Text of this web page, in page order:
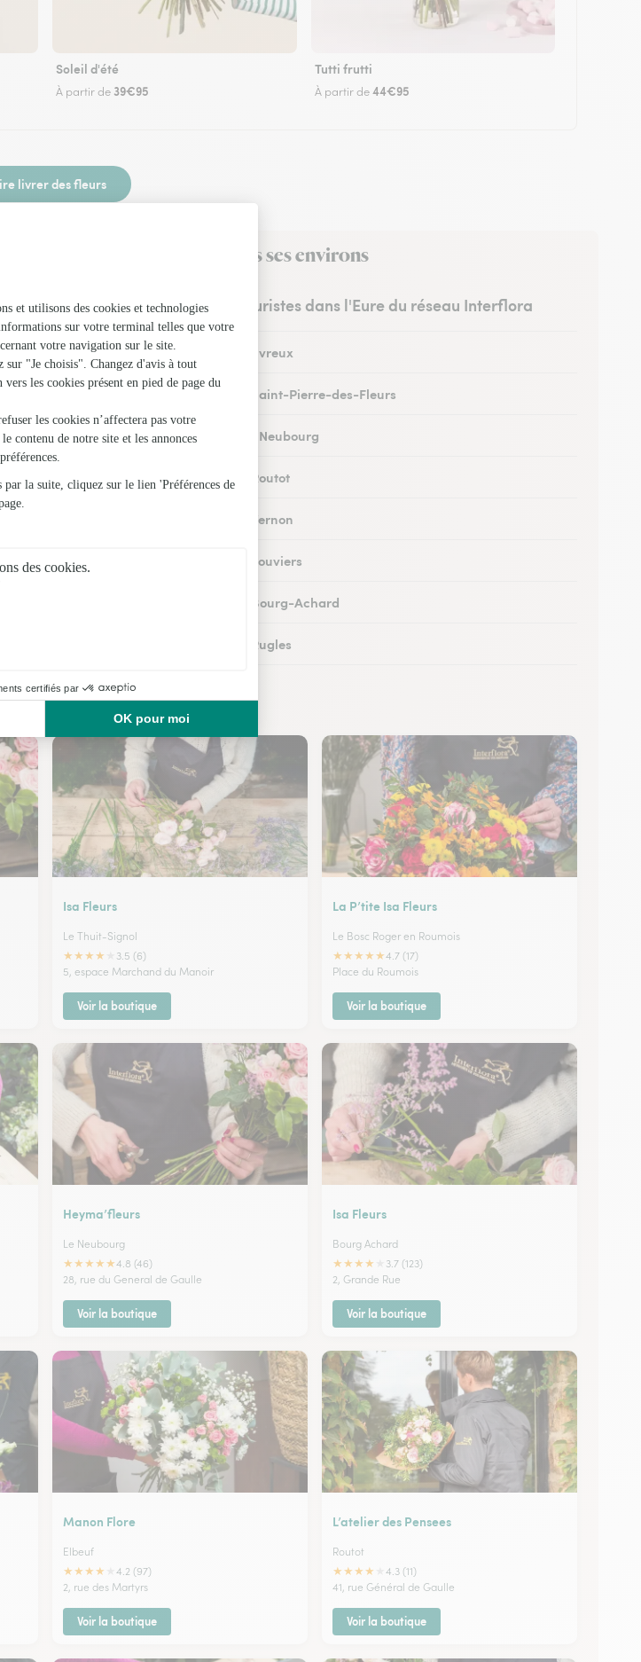
Soleil d'été
À partir de 39€95
Tutti frutti
À partir de44€95
livrer des fleurs
Éloi-de-Fourques et dans ses environs
Les fleuristes dans l'Eure du réseau Interflora
Fleuristes à Évreux
Fleuristes à Saint-Pierre-des-Fleurs
Fleuristes au Neubourg
Fleuristes à Routot
Fleuristes à Vernon
Fleuristes à Louviers
Fleuristes à Bourg-Achard
Fleuristes à Rugles
Fleuristes à Brionne
Saint-Éloi-de-Fourques
Isa Fleurs
Le Thuit-Signol
★★★★
3.5 (6)
5, espace Marchand du Manoir
Voir la boutique
La P’tite Isa Fleurs
Le Bosc Roger en Roumois
★★★★★4.7 (17)
Place du Roumois
Voir la boutique
Heyma’fleurs
Le Neubourg
★★★★★4.8 (46)
28, rue du General de Gaulle
Voir la boutique
Isa Fleurs
Bourg Achard
★★★★
3.7 (123)
2, Grande Rue
Voir la boutique
Manon Flore
Elbeuf
★★★★
4.2 (97)
2, rue des Martyrs
Voir la boutique
L’atelier des Pensees
Routot
★★★★
4.3 (11)
41, rue Général de Gaulle
Voir la boutique